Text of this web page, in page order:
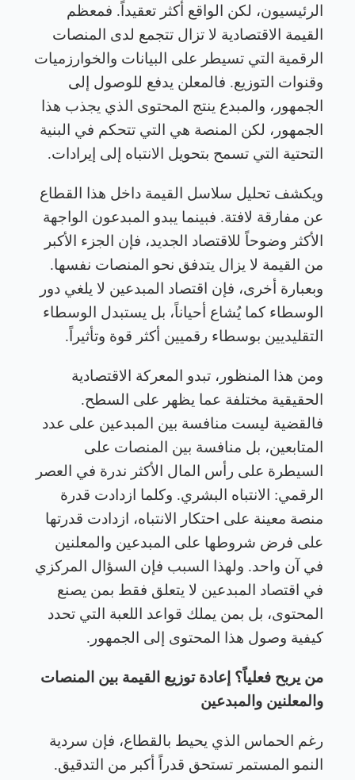
الرئيسيون، لكن الواقع أكثر تعقيداً. فمعظم
القيمة الاقتصادية لا تزال تتجمع لدى المنصات
الرقمية التي تسيطر على البيانات والخوارزميات
وقنوات التوزيع. فالمعلن يدفع للوصول إلى
الجمهور، والمبدع ينتج المحتوى الذي يجذب هذا
الجمهور، لكن المنصة هي التي تتحكم في البنية
التحتية التي تسمح بتحويل الانتباه إلى إيرادات.
ويكشف تحليل سلاسل القيمة داخل هذا القطاع
عن مفارقة لافتة. فبينما يبدو المبدعون الواجهة
الأكثر وضوحاً للاقتصاد الجديد، فإن الجزء الأكبر
من القيمة لا يزال يتدفق نحو المنصات نفسها.
وبعبارة أخرى، فإن اقتصاد المبدعين لا يلغي دور
الوسطاء كما يُشاع أحياناً، بل يستبدل الوسطاء
التقليديين بوسطاء رقميين أكثر قوة وتأثيراً.
ومن هذا المنظور، تبدو المعركة الاقتصادية
الحقيقية مختلفة عما يظهر على السطح.
فالقضية ليست منافسة بين المبدعين على عدد
المتابعين، بل منافسة بين المنصات على
السيطرة على رأس المال الأكثر ندرة في العصر
الرقمي: الانتباه البشري. وكلما ازدادت قدرة
منصة معينة على احتكار الانتباه، ازدادت قدرتها
على فرض شروطها على المبدعين والمعلنين
في آن واحد. ولهذا السبب فإن السؤال المركزي
في اقتصاد المبدعين لا يتعلق فقط بمن يصنع
المحتوى، بل بمن يملك قواعد اللعبة التي تحدد
كيفية وصول هذا المحتوى إلى الجمهور .
من يربح فعلياً؟ إعادة توزيع القيمة بين المنصات
والمعلنين والمبدعين
رغم الحماس الذي يحيط بالقطاع، فإن سردية
النمو المستمر تستحق قدراً أكبر من التدقيق.